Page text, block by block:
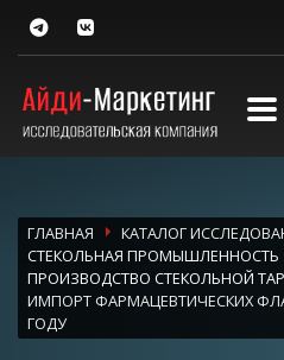
ГЛАВНАЯ
КАТАЛОГ
СТЕКОЛЬНАЯ ПРОМЫШЛЕННОСТЬ
ПРОИЗВОДСТВО СТЕКОЛЬНОЙ
ИМПОРТ ФАРМАЦЕВТИЧЕСКИХ
ГОДУ